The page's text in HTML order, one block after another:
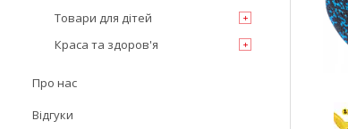
Товари для дітей
Краса та здоров'я
Про нас
Відгуки